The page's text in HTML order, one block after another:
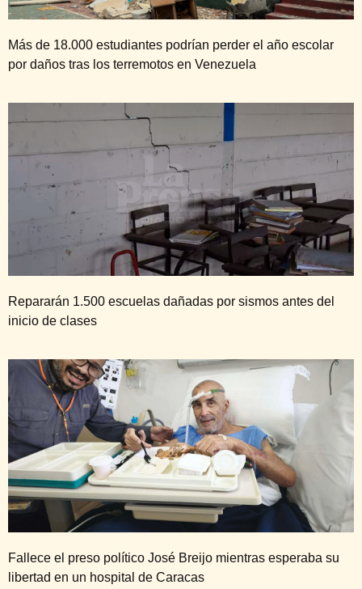
Más de 18.000 estudiantes podrían perder el año escolar
por daños tras los terremotos en Venezuela
Repararán 1.500 escuelas dañadas por sismos antes del
inicio de clases
Fallece el preso político José Breijo mientras esperaba su
libertad en un hospital de Caracas